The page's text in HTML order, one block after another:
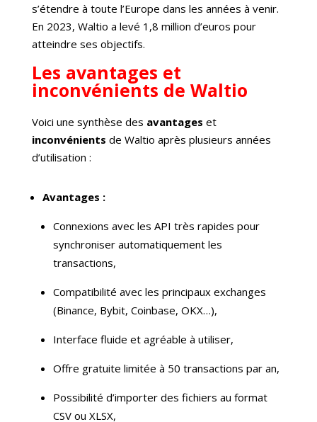
s’étendre à toute l’Europe dans les années à venir.
En 2023, Waltio a levé 1,8 million d’euros pour
atteindre ses objectifs.
Les avantages et
inconvénients de Waltio
Voici une synthèse des avantages et
inconvénients de Waltio après plusieurs années
d’utilisation :
Avantages :
Connexions avec les API très rapides pour
synchroniser automatiquement les
transactions,
Compatibilité avec les principaux exchanges
(Binance, Bybit, Coinbase, OKX…),
Interface fluide et agréable à utiliser,
Offre gratuite limitée à 50 transactions par an,
Possibilité d’importer des fichiers au format
CSV ou XLSX,